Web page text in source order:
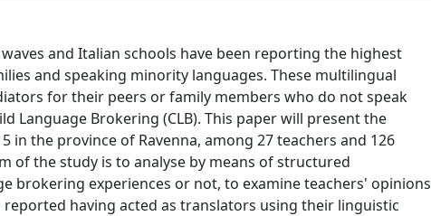
and Italian schools have been reporting the highest
and speaking minority languages. These multilingual
for their peers or family members who do not speak
Language Brokering (CLB). This paper will present the
the province of Ravenna, among 27 teachers and 126
of the study is to analyse by means of structured
brokering experiences or not, to examine teachers' opinions
having acted as translators using their linguistic